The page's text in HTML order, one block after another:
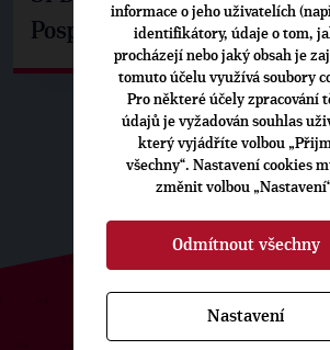
Pospíšil: Je tu pachuť
informace o jeho uživatelích
identifikátory, údaje o tom,
procházejí nebo jaký obsah je
tomuto účelu využívá soubory
Pro některé účely zpracování
údajů je vyžadován souhlas
který vyjádříte volbou
všechny“. Nastavení cookies
změnit volbou
Odmítnout všechny
Nastavení